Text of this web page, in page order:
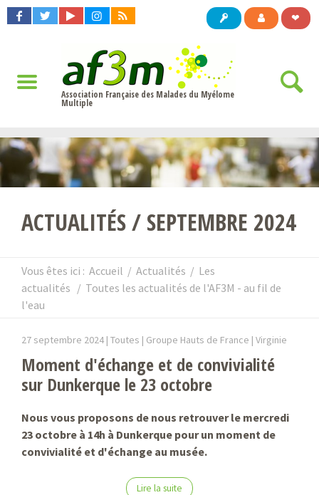
❤
Association Française des Malades du Myélome
Multiple
ACTUALITÉS / SEPTEMBRE 2024
Vous êtes ici : Accueil / Actualités / Les
actualités / Toutes les actualités de l'AF3M - au fil de
l'eau
27 septembre 2024 | Toutes | Groupe Hauts de France | Virginie
Moment d'échange et de convivialité
sur Dunkerque le 23 octobre
Nous vous proposons de nous retrouver le mercredi
23 octobre à 14h à Dunkerque pour un moment de
convivialité et d'échange au musée.
Lire la suite